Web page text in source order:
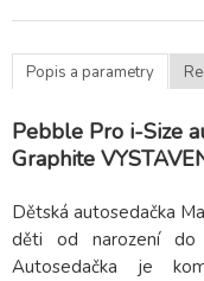
Popis a parametry
Pebble Pro i-Size
Graphite
Dětská autosedačka
děti od narození
Autosedačka je